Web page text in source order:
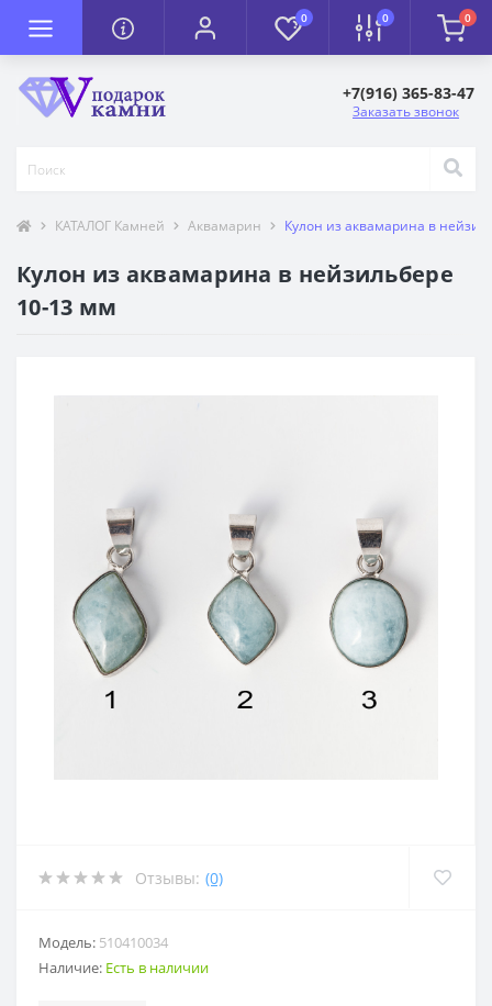
0 0 0
+7(916) 365-83-47
Заказать звонок
КАТАЛОГ Камней Аквамарин Кулон из аквамарина в
Кулон из аквамарина в нейзильбере
10-13 мм
Отзывы: (0)
Модель: 510410034
Наличие: Есть в наличии